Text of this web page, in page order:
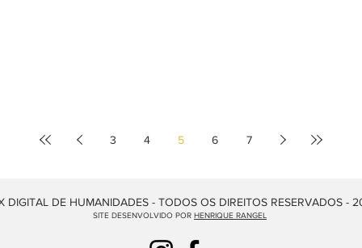
3 4 5 6 7
DIGITAL DE HUMANIDADES - TODOS OS DIREITOS RESERVADOS -
SITE DESENVOLVIDO POR HENRIQUE RANGEL